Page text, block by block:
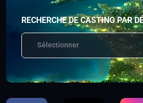
RECHERCHE DE CASTING PAR
Sélectionner